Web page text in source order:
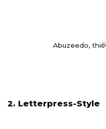
Abuzeedo,
2. Letterpress-Style